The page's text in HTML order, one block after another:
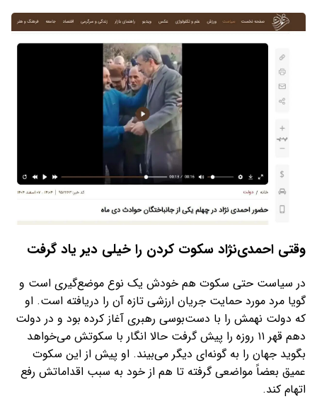
وقتی احمدی‌نژاد سکوت کردن را خیلی دیر یاد گرفت
در سیاست حتی سکوت هم خودش یک نوع موضع‌گیری است و
گویا مرد مورد حمایت جریان ارزشی تازه آن را دریافته است. او
که دولت نهمش را با دست‌بوسی رهبری آغاز کرده بود و در دولت
دهم قهر ۱۱ روزه را پیش گرفت حالا انگار با سکوتش می‌خواهد
بگوید جهان را به گونه‌ای دیگر می‌بیند. او پیش از این سکوت
عمیق بعضاً مواضعی گرفته تا هم از خود به سبب اقداماتش رفع
اتهام کند.